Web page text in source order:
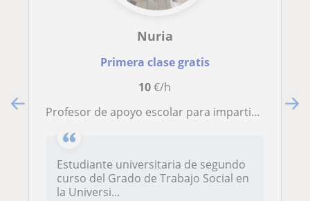
Nuria
Primera clase gratis
10€/h
Profesor de apoyo escolar para impartir clases a niños de entre 7 y 12 años
Estudiante universitaria de segundo
curso del Grado de Trabajo Social en
la Universi...